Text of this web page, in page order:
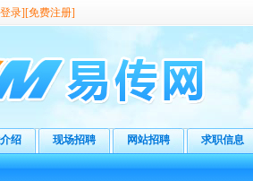
录][免费注册]
绍 现场招聘 网站招聘 求职信息